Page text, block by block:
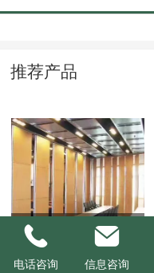
推荐产品
活动隔断
电话咨询 信息咨询